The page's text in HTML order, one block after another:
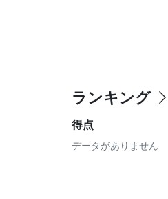
ランキング
得点
データがありません